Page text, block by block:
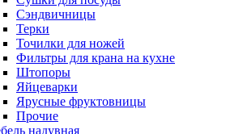
Сэндвичницы
Терки
Точилки для ножей
Фильтры для крана на кухне
Штопоры
Яйцеварки
Ярусные фруктовницы
Прочие
надувная